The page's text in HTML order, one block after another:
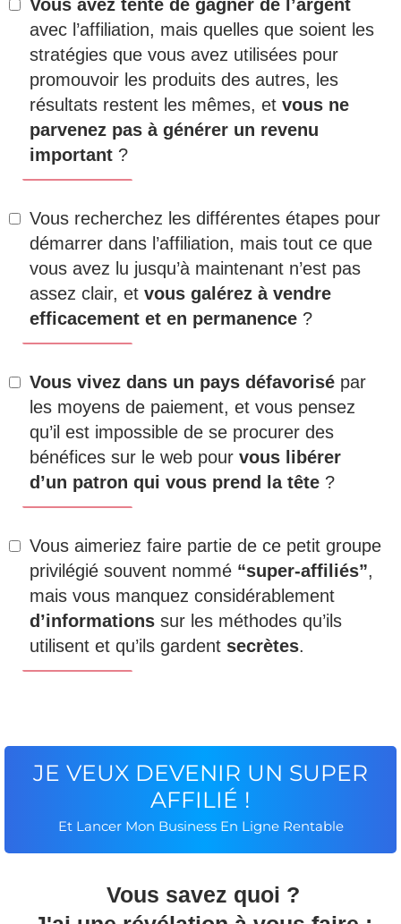
Vous avez tenté de gagner de l’argent
avec l’affiliation, mais quelles que soient les
stratégies que vous avez utilisées pour
promouvoir les produits des autres, les
résultats restent les mêmes, et vous ne
parvenez pas à générer un revenu
important ?
Vous recherchez les différentes étapes pour
démarrer dans l’affiliation, mais tout ce que
vous avez lu jusqu’à maintenant n’est pas
assez clair, et vous galérez à vendre
efficacement et en permanence ?
Vous vivez dans un pays défavorisé par
les moyens de paiement, et vous pensez
qu’il est impossible de se procurer des
bénéfices sur le web pour vous libérer
d’un patron qui vous prend la tête ?
Vous aimeriez faire partie de ce petit groupe
privilégié souvent nommé “super-affiliés”,
mais vous manquez considérablement
d’informations sur les méthodes qu’ils
utilisent et qu’ils gardent secrètes.
JE VEUX DEVENIR UN SUPER
AFFILIÉ !
Et Lancer Mon Business En Ligne Rentable
Vous savez quoi ?